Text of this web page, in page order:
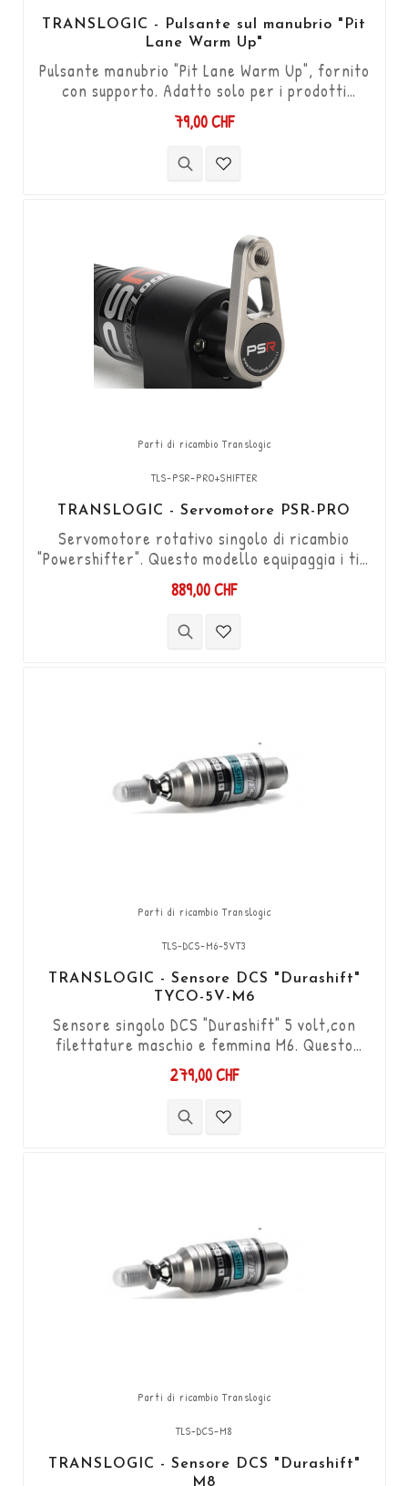
TRANSLOGIC - Pulsante sul manubrio "Pit
Lane Warm Up"
Pulsante manubrio "Pit Lane Warm Up", fornito
con supporto. Adatto solo per i prodotti
Translogic "Blip Assist".
79,00 CHF
Parti di ricambio Translogic
TLS-PSR-PRO+SHIFTER
TRANSLOGIC - Servomotore PSR-PRO
Servomotore rotativo singolo di ricambio
"Powershifter". Questo modello equipaggia i tipi
"Powershifter" PSR1 e PSR2.
889,00 CHF
Parti di ricambio Translogic
TLS-DCS-M6-5VT3
TRANSLOGIC - Sensore DCS "Durashift"
TYCO-5V-M6
Sensore singolo DCS "Durashift" 5 volt,con
filettature maschio e femmina M6. Questo
modello equipaggia la maggior parte dei kit
pin.
279,00 CHF
Parti di ricambio Translogic
TLS-DCS-M8
TRANSLOGIC - Sensore DCS "Durashift"
M8